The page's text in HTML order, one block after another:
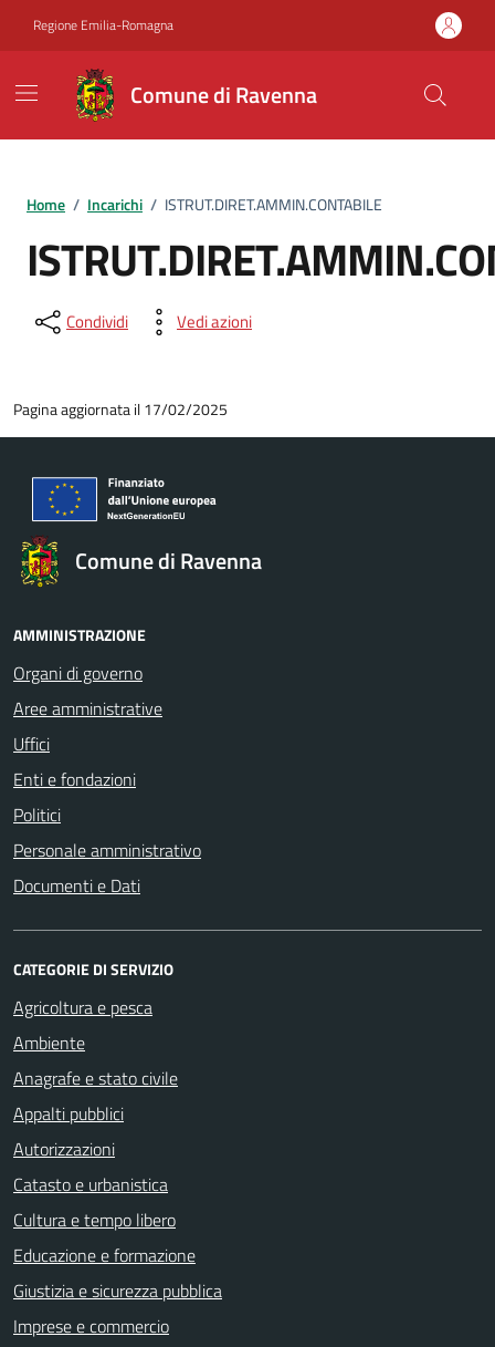
Regione Emilia-Romagna
Comune di Ravenna
Home / Incarichi / ISTRUT.DIRET.AMMIN.CONTABILE
Condividi Vedi azioni
Pagina aggiornata il 17/02/2025
Comune di Ravenna
AMMINISTRAZIONE
Organi di governo
Aree amministrative
Uffici
Enti e fondazioni
Politici
Personale amministrativo
Documenti e Dati
CATEGORIE DI SERVIZIO
Agricoltura e pesca
Ambiente
Anagrafe e stato civile
Appalti pubblici
Autorizzazioni
Catasto e urbanistica
Cultura e tempo libero
Educazione e formazione
Giustizia e sicurezza pubblica
Imprese e commercio